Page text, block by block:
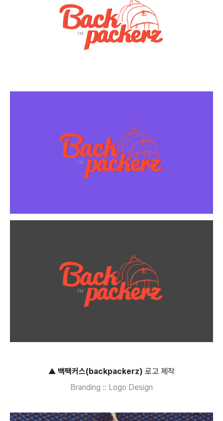
▲ 백팩커스(backpackerz) 로고 제작
Branding :: Logo Design